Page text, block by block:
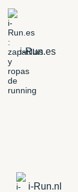
i-Run.es
i-Run.nl